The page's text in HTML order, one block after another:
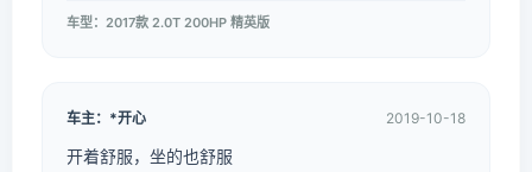
车型：2017款 2.0T 200HP 精英版
车主：*开心 2019-10-18
开着舒服，坐的也舒服